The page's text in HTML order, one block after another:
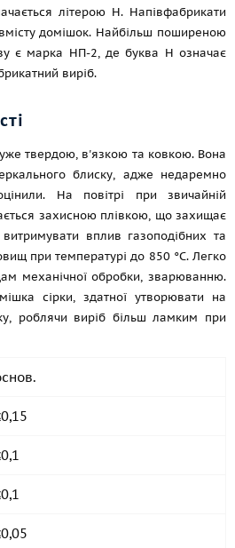
літерою Н. Напівфабрикати
домішок. Найбільш поширеною
є марка НП-2, де буква Н означає
виріб.
твердою, в'язкою та ковкою. Вона
блиску, адже недаремно
На повітрі при звичайній
захисною плівкою, що захищає
вплив газоподібних та
при температурі до 850 °C. Легко
механічної обробки, зварюванню.
сірки, здатної утворювати на
роблячи виріб більш ламким при